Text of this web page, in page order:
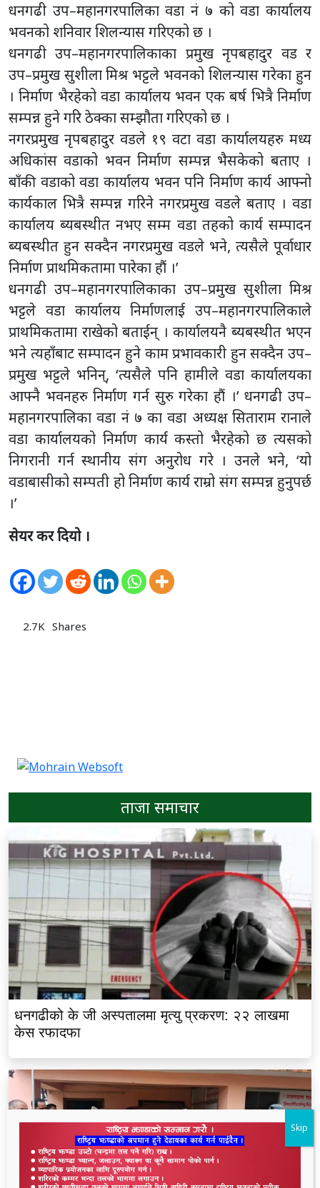
धनगढी उप–महानगरपालिका वडा नं ७ को वडा कार्यालय
भवनको शनिवार शिलन्यास गरिएको छ ।
धनगढी उप–महानगरपालिकाका प्रमुख नृपबहादुर वड र
उप–प्रमुख सुशीला मिश्र भट्टले भवनको शिलन्यास गरेका हुन
। निर्माण भैरहेको वडा कार्यालय भवन एक बर्ष भित्रै निर्माण
सम्पन्न हुने गरि ठेक्का सम्झौता गरिएको छ ।
नगरप्रमुख नृपबहादुर वडले १९ वटा वडा कार्यालयहरु मध्य
अधिकांस वडाको भवन निर्माण सम्पन्न भैसकेको बताए ।
बाँकी वडाको वडा कार्यालय भवन पनि निर्माण कार्य आफ्नो
कार्यकाल भित्रै सम्पन्न गरिने नगरप्रमुख वडले बताए । वडा
कार्यालय ब्यबस्थीत नभए सम्म वडा तहको कार्य सम्पादन
ब्यबस्थीत हुन सक्दैन नगरप्रमुख वडले भने, त्यसैले पूर्वाधार
निर्माण प्राथमिकतामा पारेका हौं ।’
धनगढी उप–महानगरपालिकाका उप–प्रमुख सुशीला मिश्र
भट्टले वडा कार्यालय निर्माणलाई उप–महानगरपालिकाले
प्राथमिकतामा राखेको बताईन् । कार्यालयनै ब्यबस्थीत भएन
भने त्यहाँबाट सम्पादन हुने काम प्रभावकारी हुन सक्दैन उप–
प्रमुख भट्टले भनिन्, ‘त्यसैले पनि हामीले वडा कार्यालयका
आफ्नै भवनहरु निर्माण गर्न सुरु गरेका हौं ।’ धनगढी उप–
महानगरपालिका वडा नं ७ का वडा अध्यक्ष सिताराम रानाले
वडा कार्यालयको निर्माण कार्य कस्तो भैरहेको छ त्यसको
निगरानी गर्न स्थानीय संग अनुरोध गरे । उनले भने, ‘यो
वडाबासीको सम्पती हो निर्माण कार्य राम्रो संग सम्पन्न हुनुपर्छ
।’
सेयर कर दियो ।
2.7K Shares
ताजा समाचार
धनगढीको के जी अस्पतालमा मृत्यु प्रकरण: २२ लाखमा
केस रफादफा
Skip